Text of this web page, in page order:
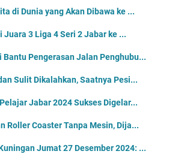
di Dunia yang Akan Dibawa ke ...
Juara 3 Liga 4 Seri 2 Jabar ke ...
Bantu Pengerasan Jalan Penghubu...
Sulit Dikalahkan, Saatnya Pesi...
Jabar 2024 Sukses Digelar...
Roller Coaster Tanpa Mesin, Dija...
Jumat 27 Desember 2024: ...